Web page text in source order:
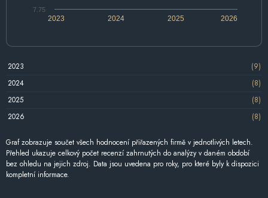
2024 2026
2023 2025
7.75
2023
(9)
2024
(8)
2025
(8)
2026
(8)
Graf zobrazuje součet všech hodnocení přiřazených firmě v jednotlivých letech.
Přehled ukazuje celkový počet recenzí zahrnutých do analýzy v daném období
bez ohledu na jejich zdroj. Data jsou uvedena pro roky, pro které byly k dispozici
kompletní informace.